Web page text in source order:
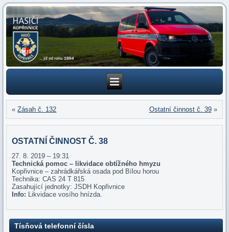
«Zásah č. 132 Ostatní činnost č. 39»
OSTATNÍ ČINNOST Č. 38
27. 8. 2019 – 19:31
Technická pomoc – likvidace obtížného hmyzu
Kopřivnice – zahrádkářská osada pod Bílou horou
Technika: CAS 24 T 815
Zasahující jednotky: JSDH Kopřivnice
Info: Likvidace vosího hnízda.
Tísňová telefonní čísla